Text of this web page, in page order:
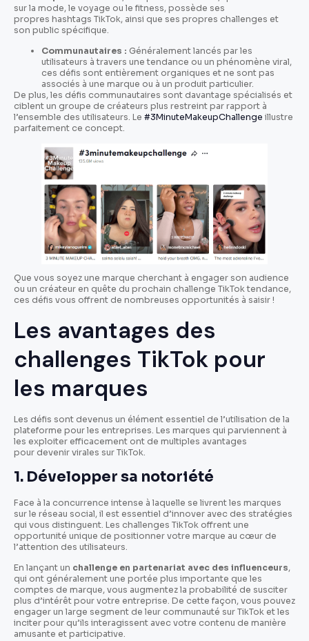
sur la mode, le voyage ou le fitness, possède ses
propres hashtags TikTok, ainsi que ses propres challenges et
son public spécifique.
Communautaires : Généralement lancés par les
utilisateurs à travers une tendance ou un phénomène viral,
ces défis sont entièrement organiques et ne sont pas
associés à une marque ou à un produit particulier.
De plus, les défis communautaires sont davantage spécialisés et
ciblent un groupe de créateurs plus restreint par rapport à
l’ensemble des utilisateurs. Le #3MinuteMakeupChallenge illustre
parfaitement ce concept.
Que vous soyez une marque cherchant à engager son audience
ou un créateur en quête du prochain challenge TikTok tendance,
ces défis vous offrent de nombreuses opportunités à saisir !
Les avantages des
challenges TikTok pour
les marques
Les défis sont devenus un élément essentiel de l’utilisation de la
plateforme pour les entreprises. Les marques qui parviennent à
les exploiter efficacement ont de multiples avantages
pour devenir virales sur TikTok.
1. Développer sa notoriété
Face à la concurrence intense à laquelle se livrent les marques
sur le réseau social, il est essentiel d’innover avec des stratégies
qui vous distinguent. Les challenges TikTok offrent une
opportunité unique de positionner votre marque au cœur de
l’attention des utilisateurs.
En lançant un challenge en partenariat avec des influenceurs,
qui ont généralement une portée plus importante que les
comptes de marque, vous augmentez la probabilité de susciter
plus d’intérêt pour votre entreprise. De cette façon, vous pouvez
engager un large segment de leur communauté sur TikTok et les
inciter pour qu’ils interagissent avec votre contenu de manière
amusante et participative.